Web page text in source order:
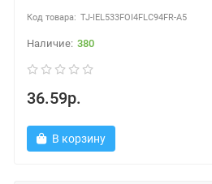
TJ-IEL533FOI4FLC94FR-A5
380
36.59р.
В корзину